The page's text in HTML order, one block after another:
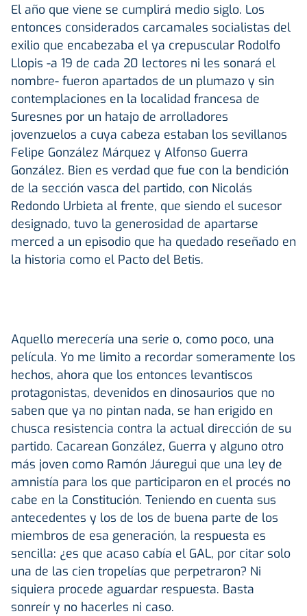
El año que viene se cumplirá medio siglo. Los
entonces considerados carcamales socialistas del
exilio que encabezaba el ya crepuscular Rodolfo
Llopis -a 19 de cada 20 lectores ni les sonará el
nombre- fueron apartados de un plumazo y sin
contemplaciones en la localidad francesa de
Suresnes por un hatajo de arrolladores
jovenzuelos a cuya cabeza estaban los sevillanos
Felipe González Márquez y Alfonso Guerra
González. Bien es verdad que fue con la bendición
de la sección vasca del partido, con Nicolás
Redondo Urbieta al frente, que siendo el sucesor
designado, tuvo la generosidad de apartarse
merced a un episodio que ha quedado reseñado en
la historia como el Pacto del Betis.
Aquello merecería una serie o, como poco, una
película. Yo me limito a recordar someramente los
hechos, ahora que los entonces levantiscos
protagonistas, devenidos en dinosaurios que no
saben que ya no pintan nada, se han erigido en
chusca resistencia contra la actual dirección de su
partido. Cacarean González, Guerra y alguno otro
más joven como Ramón Jáuregui que una ley de
amnistía para los que participaron en el procés no
cabe en la Constitución. Teniendo en cuenta sus
antecedentes y los de los de buena parte de los
miembros de esa generación, la respuesta es
sencilla: ¿es que acaso cabía el GAL, por citar solo
una de las cien tropelías que perpetraron? Ni
siquiera procede aguardar respuesta. Basta
sonreír y no hacerles ni caso.